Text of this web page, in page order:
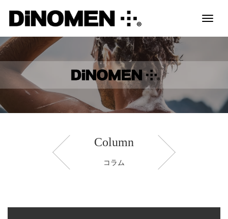
Toggle
Column
コラム